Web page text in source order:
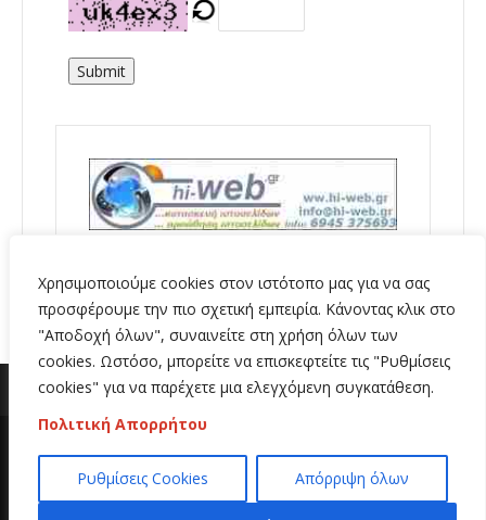
Χρησιμοποιούμε cookies στον ιστότοπο μας για να σας
προσφέρουμε την πιο σχετική εμπειρία. Κάνοντας κλικ στο
"Αποδοχή όλων", συναινείτε στη χρήση όλων των
cookies. Ωστόσο, μπορείτε να επισκεφτείτε τις "Ρυθμίσεις
cookies" για να παρέχετε μια ελεγχόμενη συγκατάθεση.
Πολιτική Απορρήτου
Ρυθμίσεις Cookies Απόρριψη όλων
Submit
Copyright 2020 | All Rights Reserved | Κατασκευή
ιστοσελίδων
Hi Web